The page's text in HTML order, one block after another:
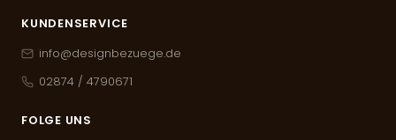
KUNDENSERVICE
info@designbezuege.de
02874 / 4790671
FOLGE UNS